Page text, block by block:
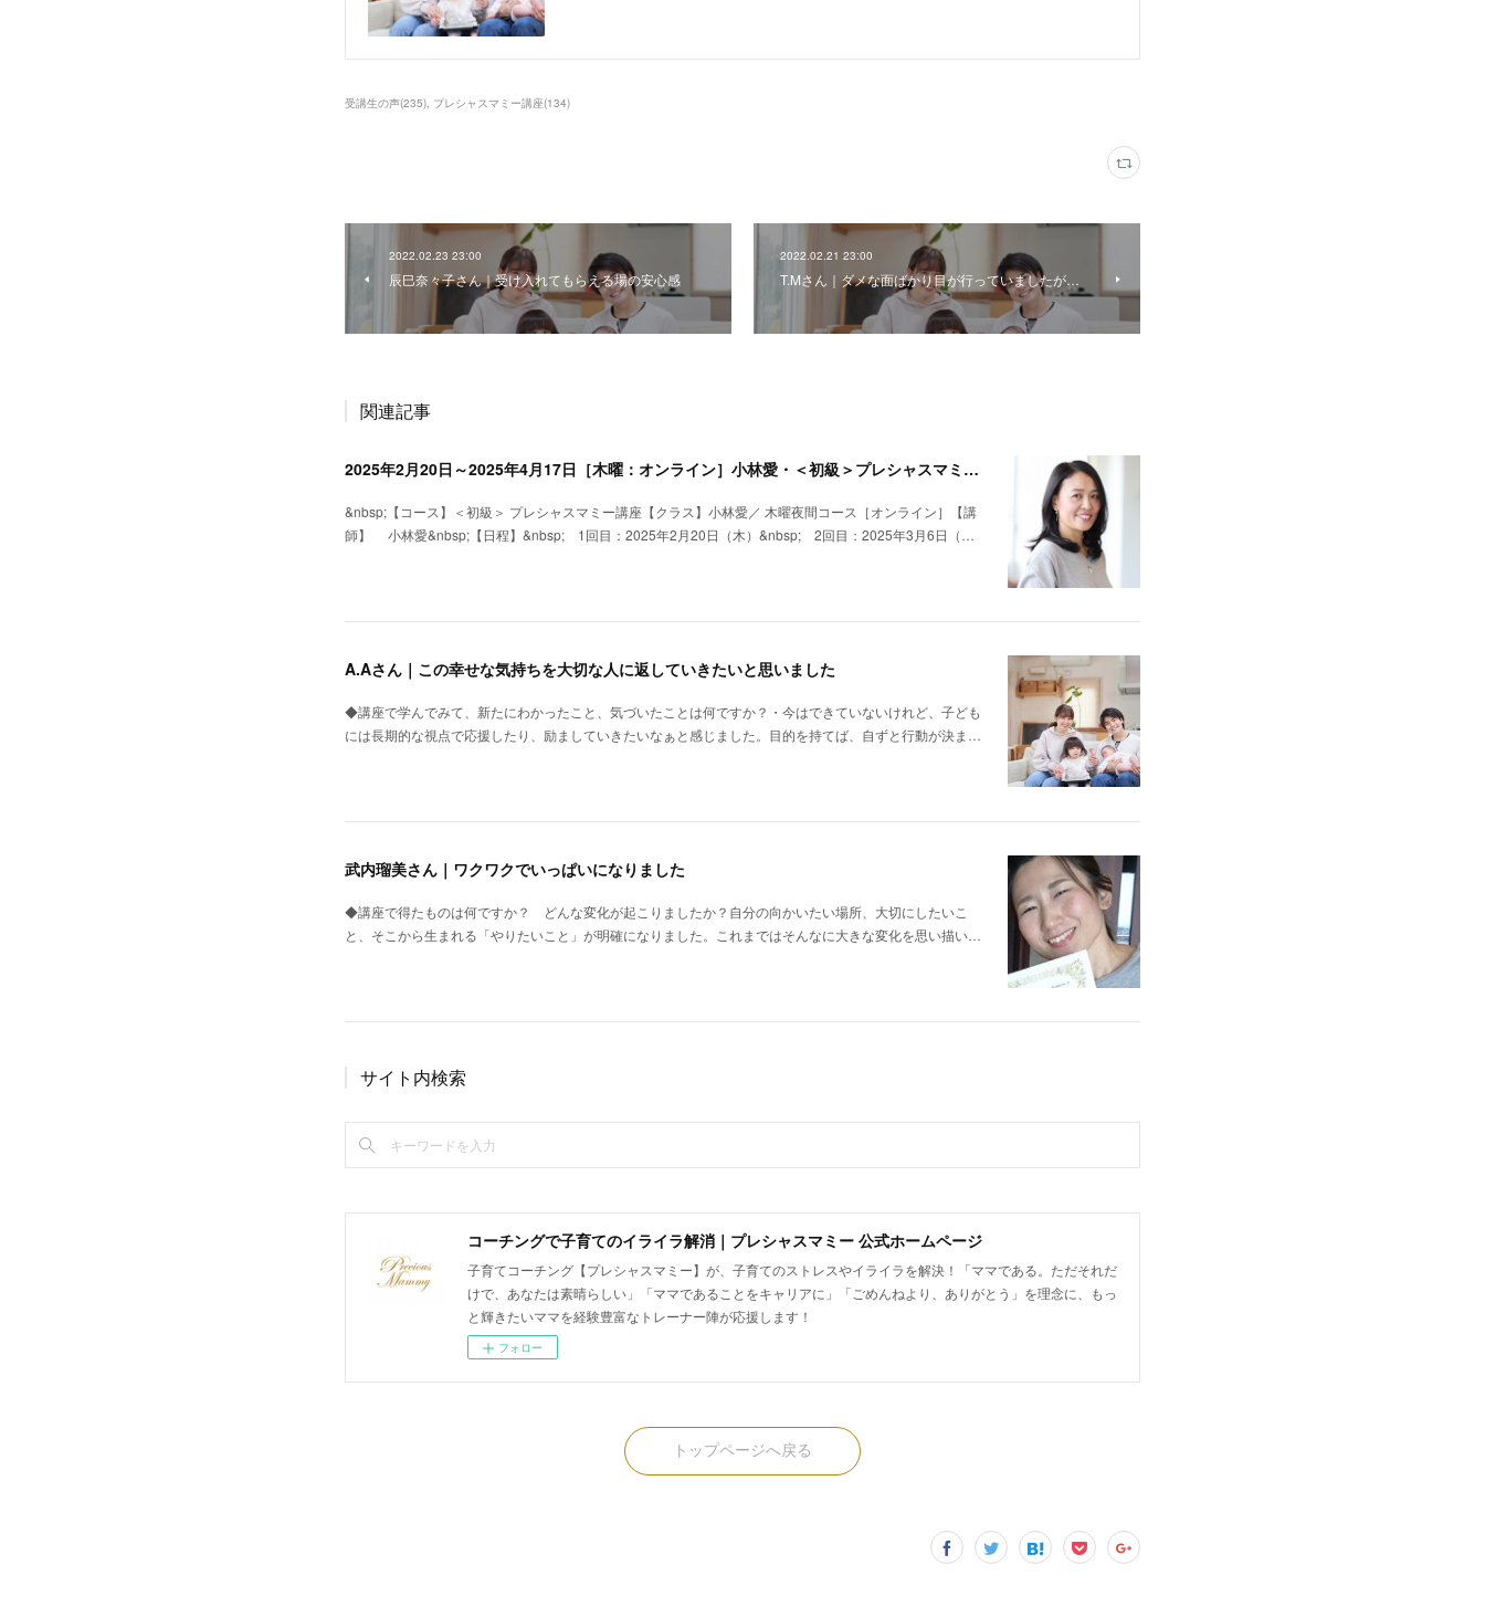
受講生の声(235) プレシャスマミー講座(134)
2022.02.23 23:00
辰巳奈々子さん｜受け入れてもらえる場の安心感
2022.02.21 23:00
T.Mさん｜ダメな面ばかり目が行っていましたが…
関連記事
2025年2月20日～2025年4月17日［木曜：オンライン］小林愛・＜初級＞プレシャスマミー講座名
&nbsp;【コース】＜初級＞ プレシャスマミー講座【クラス】小林愛／ 木曜夜間コース［オンライン］【講
師】 小林愛&nbsp;【日程】&nbsp; 1回目：2025年2月20日（木）&nbsp; 2回目：2025年3月6日（…
A.Aさん｜この幸せな気持ちを大切な人に返していきたいと思いました
◆講座で学んでみて、新たにわかったこと、気づいたことは何ですか？・今はできていないけれど、子ども
には長期的な視点で応援したり、励ましていきたいなぁと感じました。目的を持てば、自ずと行動が決ま…
武内瑠美さん｜ワクワクでいっぱいになりました
◆講座で得たものは何ですか？ どんな変化が起こりましたか？自分の向かいたい場所、大切にしたいこ
と、そこから生まれる「やりたいこと」が明確になりました。これまではそんなに大きな変化を思い描い…
サイト内検索
コーチングで子育てのイライラ解消｜プレシャスマミー 公式ホームページ
子育てコーチング【プレシャスマミー】が、子育てのストレスやイライラを解決！「ママである。ただそれだ
けで、あなたは素晴らしい」「ママであることをキャリアに」「ごめんねより、ありがとう」を理念に、もっ
と輝きたいママを経験豊富なトレーナー陣が応援します！
フォロー
トップページへ戻る